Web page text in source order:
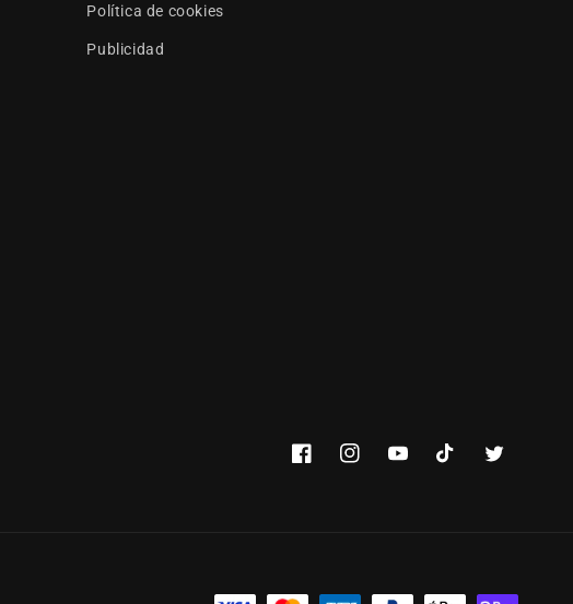
Política de cookies
Publicidad
FacebookInstagramYouTubeTikTok Twitter